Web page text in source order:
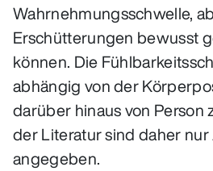
Wahrnehmungsschwelle,
Erschütterungen bewusst
können. Die
abhängig von der
darüber hinaus von Person
der Literatur sind daher
angegeben.